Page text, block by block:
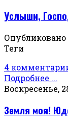
Услыши,
Опубликовано
Теги
4
Подробнее ...
Воскресенье,
Земля моя!